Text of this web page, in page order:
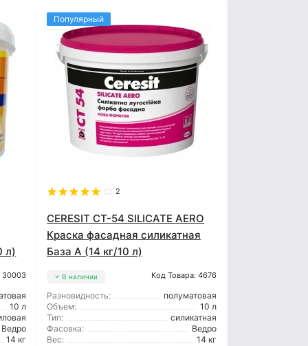
л)
30003
10 л
Ведро
14 кг
Популярный
2
CERESIT CT-54 SILICATE AERO
Краска фасадная силикатная
База А (14 кг/10 л)
В наличии Код Товара: 4676
Разновидность:
полуматовая
Объем:
10 л
Тип:
силикатная
Фасовка:
Ведро
Вес:
14 кг